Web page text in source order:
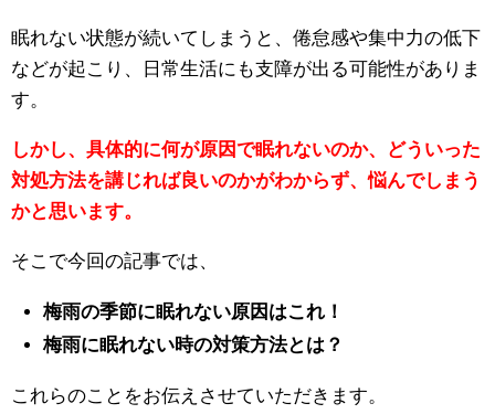
眠れない状態が続いてしまうと、倦怠感や集中力の低下
などが起こり、日常生活にも支障が出る可能性がありま
す。
しかし、具体的に何が原因で眠れないのか、どういった
対処方法を講じれば良いのかがわからず、悩んでしまう
かと思います。
そこで今回の記事では、
梅雨の季節に眠れない原因はこれ！
梅雨に眠れない時の対策方法とは？
これらのことをお伝えさせていただきます。